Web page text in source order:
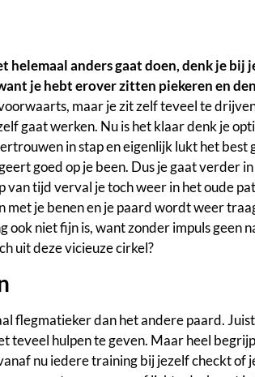
helemaal anders gaat doen, denk je bij
je hebt erover zitten piekeren en
maar je zit zelf teveel te
gaat werken. Nu is het klaar denk je
in stap en eigenlijk lukt het best
goed op je been. Dus je gaat verder
van tijd verval je toch weer in het oude
met je benen en je paard wordt weer
ook niet fijn is, want zonder impuls geen
uit deze vicieuze cirkel?
flegmatieker dan het andere paard.
teveel hulpen te geven. Maar heel
nu iedere training bij jezelf checkt of